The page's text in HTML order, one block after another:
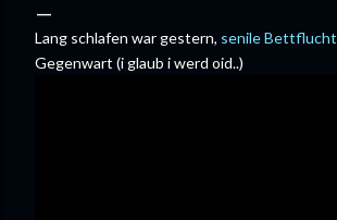
Lang schlafen war gestern, senile Bettflucht
Gegenwart (i glaub i werd oid..)